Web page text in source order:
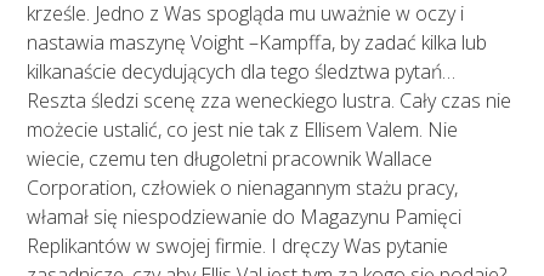
krześle. Jedno z Was spogląda mu uważnie w oczy i
nastawia maszynę Voight –Kampffa, by zadać kilka lub
kilkanaście decydujących dla tego śledztwa pytań…
Reszta śledzi scenę zza weneckiego lustra. Cały czas nie
możecie ustalić, co jest nie tak z Ellisem Valem. Nie
wiecie, czemu ten długoletni pracownik Wallace
Corporation, człowiek o nienagannym stażu pracy,
włamał się niespodziewanie do Magazynu Pamięci
Replikantów w swojej firmie. I dręczy Was pytanie